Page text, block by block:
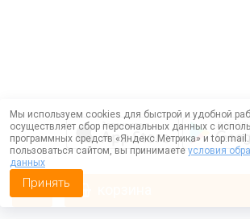
Мы используем cookies для быстрой и удобной
осуществляет сбор персональных данных с
программных средств «Яндекс.Метрика» и
пользоваться сайтом, вы принимаете условия
данных
Принять